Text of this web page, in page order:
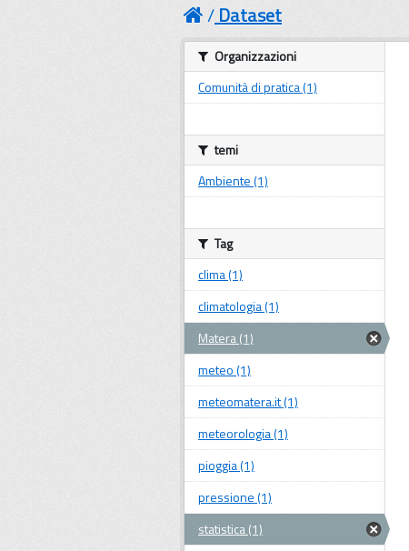
Dataset
Organizzazioni
Comunità di pratica (1)
temi
Ambiente (1)
Tag
clima (1)
climatologia (1)
Matera (1)
meteo (1)
meteomatera.it (1)
meteorologia (1)
pioggia (1)
pressione (1)
statistica (1)